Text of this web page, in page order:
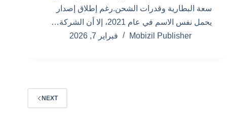
سعة البطارية وقدرات الشحن.رغم إطلاق إصدار
يحمل نفس الاسم في عام 2021، إلا أن الشركة…
Mobizil Publisher
فبراير 7, 2026
NEXT